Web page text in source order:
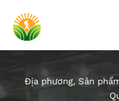
Địa phương, Sản